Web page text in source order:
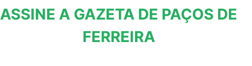
ASSINE A GAZETA DE PAÇOS DE
FERREIRA